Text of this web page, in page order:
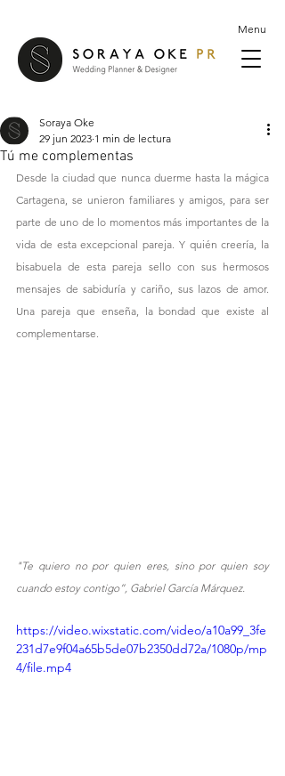
Menu
Tú me complementas
Soraya Oke
29 jun 2023 1 min de lectura
Desde la ciudad que nunca duerme hasta la mágica
Cartagena, se unieron familiares y amigos, para ser
parte de uno de lo momentos más importantes de la
vida de esta excepcional pareja. Y quién creería, la
bisabuela de esta pareja sello con sus hermosos
mensajes de sabiduría y cariño, sus lazos de amor.
Una pareja que enseña, la bondad que existe al
complementarse.
"Te quiero no por quien eres, sino por quien soy
cuando estoy contigo”, Gabriel García Márquez.
https://video.wixstatic.com/video/a10a99_3fe
231d7e9f04a65b5de07b2350dd72a/1080p/mp
4/file.mp4